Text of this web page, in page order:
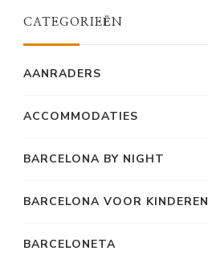
CATEGORIEËN
AANRADERS
ACCOMMODATIES
BARCELONA BY NIGHT
BARCELONA VOOR KINDEREN
BARCELONETA